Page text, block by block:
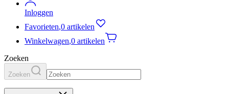
Inloggen
Favorieten,0 artikelen
Winkelwagen,0 artikelen
Zoeken
Zoeken